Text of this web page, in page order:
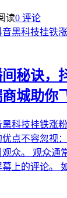
读0 评论
秘诀，
城助你
科技挂铁涨
点不容忽视
众。 观众通
幕上的评论。